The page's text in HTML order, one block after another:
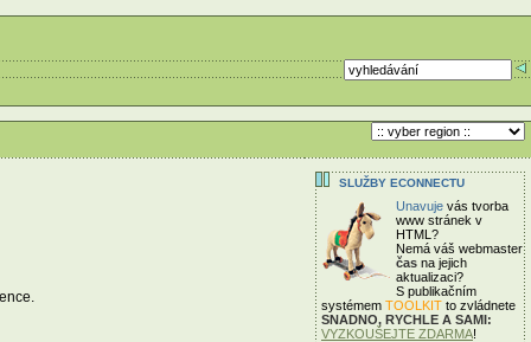
SLUŽBY ECONNECTU
Unavuje vás tvorba
www stránek v
HTML?
Nemá váš webmaster
čas na jejich
aktualizaci?
S publikačním
systémem TOOLKIT to zvládnete
SNADNO, RYCHLE A SAMI:
VYZKOUŠEJTE ZDARMA!